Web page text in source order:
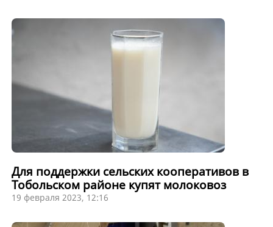
Для поддержки сельских кооперативов в
Тобольском районе купят молоковоз
19 февраля 2023, 12:16